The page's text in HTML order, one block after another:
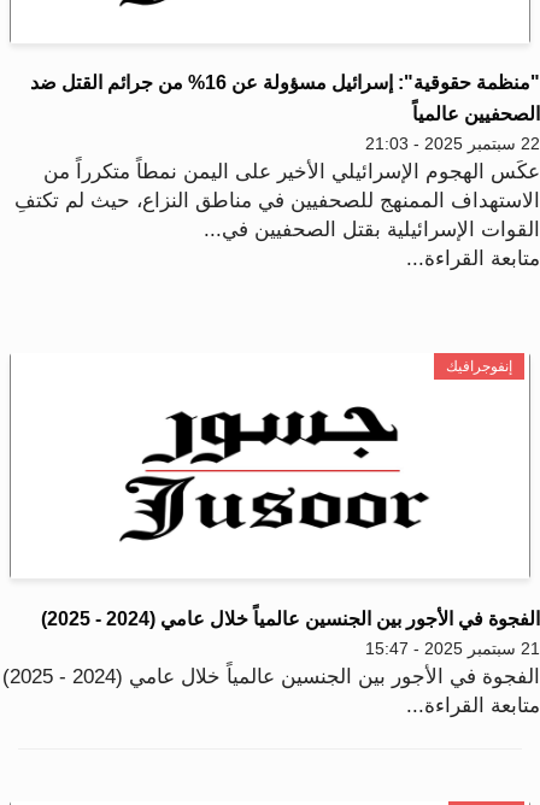
"منظمة حقوقية": إسرائيل مسؤولة عن 16% من جرائم القتل ضد
عالمياً
- 21:03
الهجوم الإسرائيلي الأخير على اليمن نمطاً متكرراً من
الممنهج للصحفيين في مناطق النزاع، حيث لم تكتفِ
الإسرائيلية بقتل الصحفيين في...
القراءة...
إنفوجرافيك
في الأجور بين الجنسين عالمياً خلال عامي (2024 - 2025)
- 15:47
في الأجور بين الجنسين عالمياً خلال عامي (2024 - 2025)
القراءة...